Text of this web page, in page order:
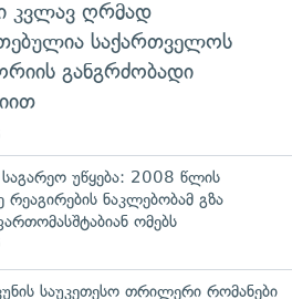
კვლავ ღრმად
საქართველოს
განგრძობადი
საგარეო უწყება: 2008 წლის
რეაგირების ნაკლებობამ გზა
ომებს
საუკეთესო თრილერი რომანები